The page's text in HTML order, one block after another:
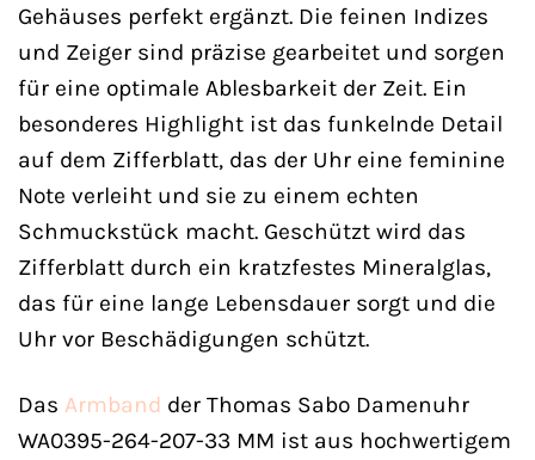
Gehäuses perfekt ergänzt. Die feinen Indizes
und Zeiger sind präzise gearbeitet und sorgen
für eine optimale Ablesbarkeit der Zeit. Ein
besonderes Highlight ist das funkelnde Detail
auf dem Zifferblatt, das der Uhr eine feminine
Note verleiht und sie zu einem echten
Schmuckstück macht. Geschützt wird das
Zifferblatt durch ein kratzfestes Mineralglas,
das für eine lange Lebensdauer sorgt und die
Uhr vor Beschädigungen schützt.
Das Armband der Thomas Sabo Damenuhr
WA0395-264-207-33 MM ist aus hochwertigem